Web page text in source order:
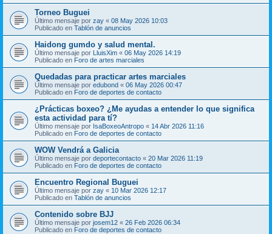
Torneo Buguei
Último mensaje por zay « 08 May 2026 10:03
Publicado en Tablón de anuncios
Haidong gumdo y salud mental.
Último mensaje por LluisXim « 06 May 2026 14:19
Publicado en Foro de artes marciales
Quedadas para practicar artes marciales
Último mensaje por edubond « 06 May 2026 00:47
Publicado en Foro de deportes de contacto
¿Prácticas boxeo? ¿Me ayudas a entender lo que significa
esta actividad para tí?
Último mensaje por IsaBoxeoAntropo « 14 Abr 2026 11:16
Publicado en Foro de deportes de contacto
WOW Vendrá a Galicia
Último mensaje por deportecontacto « 20 Mar 2026 11:19
Publicado en Foro de deportes de contacto
Encuentro Regional Buguei
Último mensaje por zay « 10 Mar 2026 12:17
Publicado en Tablón de anuncios
Contenido sobre BJJ
Último mensaje por josem12 « 26 Feb 2026 06:34
Publicado en Foro de deportes de contacto